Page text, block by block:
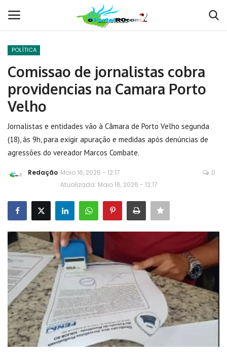
Home
Contato
MUNDO
POLÍTICA
Comissao de jornalistas cobra
providencias na Camara Porto
Velho
Jornalistas e entidades vão à Câmara de Porto Velho segunda
(18), às 9h, para exigir apuração e medidas após denúncias de
agressões do vereador Marcos Combate.
Redação Maio 16, 2026 - 12:17
Atualizada: Maio 16, 2026 - 12:17
0